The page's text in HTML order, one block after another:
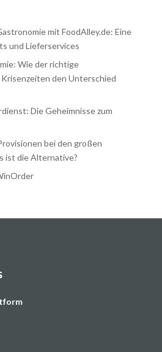
mit FoodAlley.de: Eine
und Lieferservices
Wie der richtige
den Unterschied
Die Geheimnisse zum
bei den großen
ist die Alternative?